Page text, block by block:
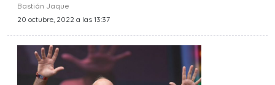
Bastián Jaque
20 octubre, 2022 a las 13:37